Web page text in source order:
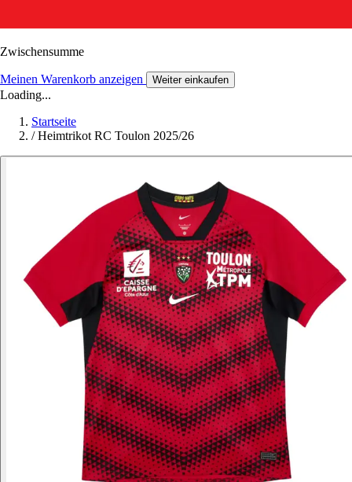
Zwischensumme
Meinen Warenkorb anzeigen Weiter einkaufen
Loading...
Startseite
/ Heimtrikot RC Toulon 2025/26